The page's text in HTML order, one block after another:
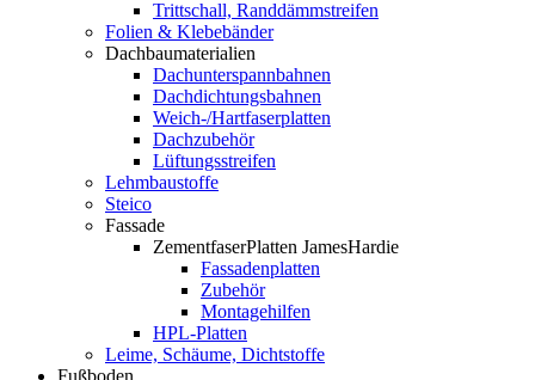
Trittschall, Randdämmstreifen
Folien & Klebebänder
Dachbaumaterialien
Dachunterspannbahnen
Dachdichtungsbahnen
Weich-/Hartfaserplatten
Dachzubehör
Lüftungsstreifen
Lehmbaustoffe
Steico
Fassade
ZementfaserPlatten JamesHardie
Fassadenplatten
Zubehör
Montagehilfen
HPL-Platten
Leime, Schäume, Dichtstoffe
Fußboden